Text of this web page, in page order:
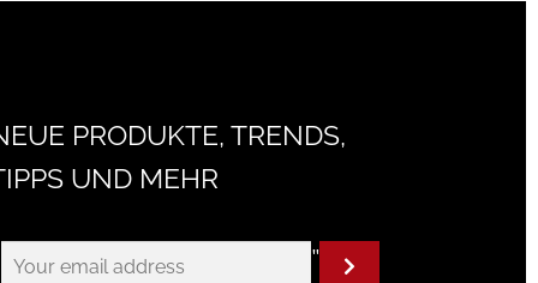
PRODUKTE, TRENDS,
UND MEHR
"